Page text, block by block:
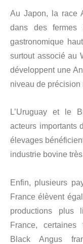
Au Japon, la race
dans des fermes
gastronomique
surtout associé au
développent une
niveau de précision
L’Uruguay et le
acteurs importants
élevages
industrie bovine
Enfin, plusieurs
France élèvent
productions plus
France, certaines
Black Angus